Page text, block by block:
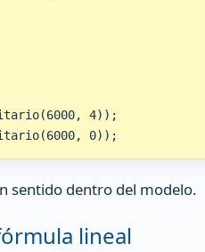
4));
0));
sentido dentro del modelo.
lineal